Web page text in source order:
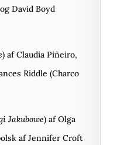
David Boyd
) af Claudia Piñeiro,
Riddle (Charco
Jakubowe) af Olga
af Jennifer Croft